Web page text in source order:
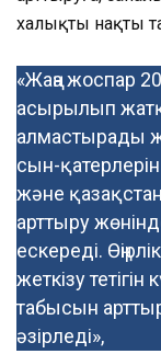
халықтың нақты
«Жаңа жоспар
асырылып
алмастырады
сын-
және
арттыру
ескереді.
жеткізу
табысын
әзірледі»,